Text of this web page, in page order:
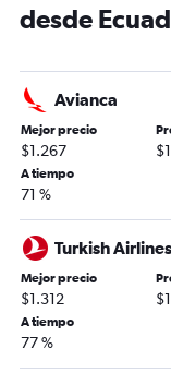
desde
Avianca
Mejor precio
$1.267
A tiempo
71 %
Turkish Airlines
Mejor precio
$1.312
A tiempo
77 %